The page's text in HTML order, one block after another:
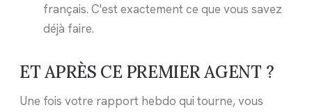
français. C'est exactement ce que vous savez
déjà faire.
ET APRÈS CE PREMIER AGENT ?
Une fois votre rapport hebdo qui tourne, vous